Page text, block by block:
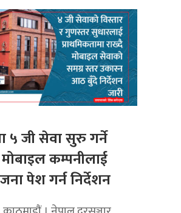
५ जी सेवा सुरु गर्ने
कम्पनीलाई
पेश गर्न निर्देशन